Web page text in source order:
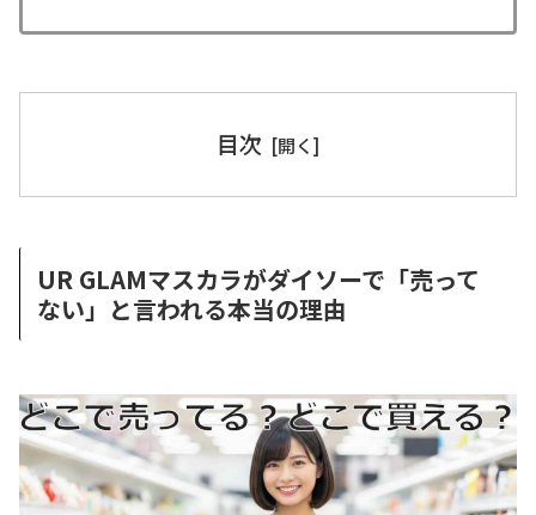
目次
UR GLAMマスカラがダイソーで「売って
ない」と言われる本当の理由